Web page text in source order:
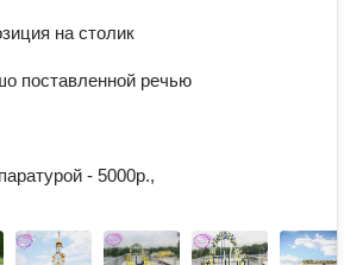
на столик
поставленной речью
- 5000р.,